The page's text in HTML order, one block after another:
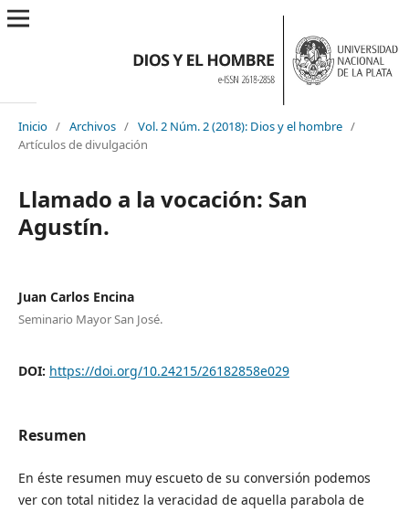
Inicio / Archivos / Vol. 2 Núm. 2 (2018): Dios y el hombre /
Artículos de divulgación
Llamado a la vocación: San
Agustín.
Juan Carlos Encina
Seminario Mayor San José.
DOI: https://doi.org/10.24215/26182858e029
Resumen
En éste resumen muy escueto de su conversión podemos
ver con total nitidez la veracidad de aquella parabola de